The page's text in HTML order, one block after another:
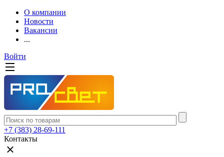
О компании
Новости
Вакансии
...
Войти
+7 (383) 28-69-111
Контакты